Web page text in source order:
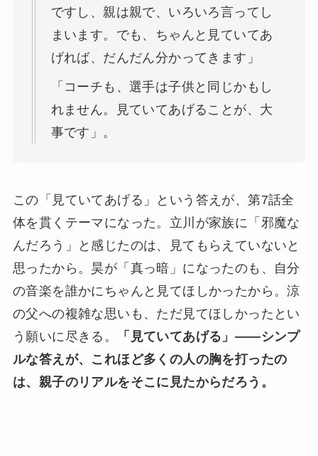
ですし、親は親で、いろいろ言ってし
まいます。でも、ちゃんと見ていてあ
げれば、だんだん分かってきます」
「コーチも、選手は子供と同じかもし
れません。見ていてあげることが、大
事です」。
この「見ていてあげる」という答えが、第7話全
体を貫くテーマになった。立川が家族に「邪魔な
んだろう」と感じたのは、見てもらえていないと
思ったから。昊が「真っ暗」になったのも、自分
の音楽を誰かにちゃんと見てほしかったから。涼
の父への複雑な思いも、ただ見てほしかったとい
う願いに尽きる。
「見ていてあげる」——シンプ
ルな答えが、これほど多くの人の胸を打ったの
は、親子のリアルをそこに見たからだろう。